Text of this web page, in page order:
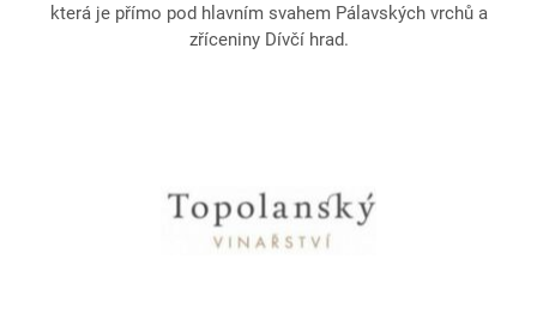
která je přímo pod hlavním svahem Pálavských vrchů a
zříceniny Dívčí hrad.